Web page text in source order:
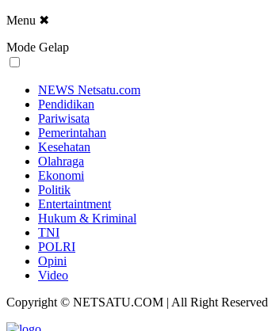
Menu ✖
Mode Gelap
NEWS Netsatu.com
Pendidikan
Pariwisata
Pemerintahan
Kesehatan
Olahraga
Ekonomi
Politik
Entertaintment
Hukum & Kriminal
TNI
POLRI
Opini
Video
Copyright © NETSATU.COM | All Right Reserved